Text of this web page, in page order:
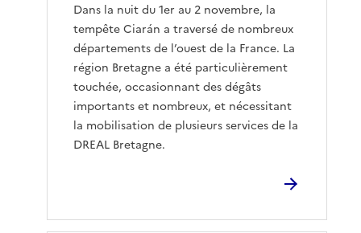
Dans la nuit du 1er au 2 novembre, la
tempête Ciarán a traversé de nombreux
départements de l’ouest de la France. La
région Bretagne a été particulièrement
touchée, occasionnant des dégâts
importants et nombreux, et nécessitant
la mobilisation de plusieurs services de la
DREAL Bretagne.